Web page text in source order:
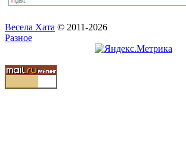
Весела Хата © 2011-2026
Разное